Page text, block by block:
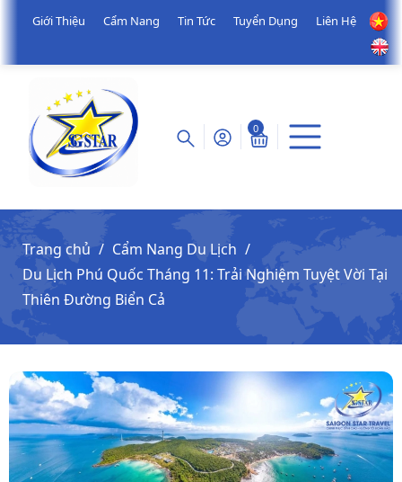
Giới Thiệu Cẩm Nang Tin Tức Tuyển Dụng Liên Hệ
0
Trang chủ
Cẩm Nang Du Lịch
Du Lịch Phú Quốc Tháng 11: Trải Nghiệm Tuyệt Vời Tại
Thiên Đường Biển Cả